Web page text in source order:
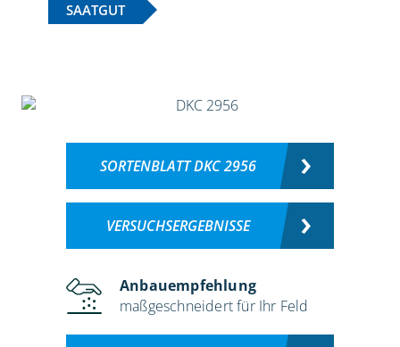
SAATGUT
SORTENBLATT DKC 2956
VERSUCHSERGEBNISSE
Anbauempfehlung
maßgeschneidert für Ihr Feld